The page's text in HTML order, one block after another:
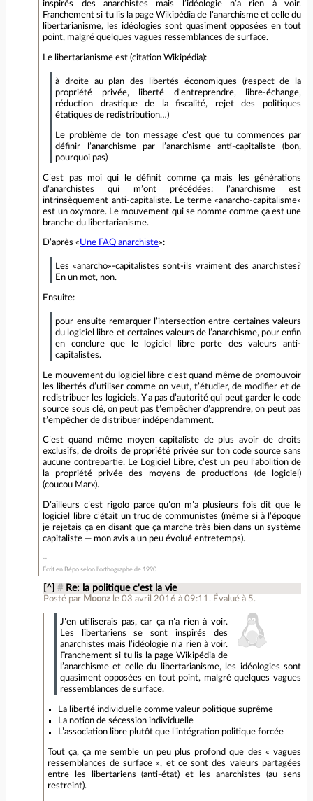
inspirés des anarchistes mais l’idéologie n’a rien à voir.
Franchement si tu lis la page Wikipédia de l’anarchisme et celle du
libertarianisme, les idéologies sont quasiment opposées en tout
point, malgré quelques vagues ressemblances de surface.
Le libertarianisme est (citation Wikipédia):
à droite au plan des libertés économiques (respect de la
propriété privée, liberté d'entreprendre, libre-échange,
réduction drastique de la fiscalité, rejet des politiques
étatiques de redistribution…)
Le problème de ton message c’est que tu commences par
définir l’anarchisme par l’anarchisme anti-capitaliste (bon,
pourquoi pas)
C’est pas moi qui le définit comme ça mais les générations
d’anarchistes qui m’ont précédées: l’anarchisme est
intrinsèquement anti-capitaliste. Le terme «anarcho-capitalisme»
est un oxymore. Le mouvement qui se nomme comme ça est une
branche du libertarianisme.
D’après «Une FAQ anarchiste»:
Les «anarcho»-capitalistes sont-ils vraiment des anarchistes?
En un mot, non.
Ensuite:
pour ensuite remarquer l’intersection entre certaines valeurs
du logiciel libre et certaines valeurs de l’anarchisme, pour enfin
en conclure que le logiciel libre porte des valeurs anti-
capitalistes.
Le mouvement du logiciel libre c’est quand même de promouvoir
les libertés d’utiliser comme on veut, t’étudier, de modifier et de
redistribuer les logiciels. Y a pas d’autorité qui peut garder le code
source sous clé, on peut pas t’empêcher d’apprendre, on peut pas
t’empêcher de distribuer indépendamment.
C’est quand même moyen capitaliste de plus avoir de droits
exclusifs, de droits de propriété privée sur ton code source sans
aucune contrepartie. Le Logiciel Libre, c’est un peu l’abolition de
la propriété privée des moyens de productions (de logiciel)
(coucou Marx).
D’ailleurs c’est rigolo parce qu’on m’a plusieurs fois dit que le
logiciel libre c’était un truc de communistes (même si à l’époque
je rejetais ça en disant que ça marche très bien dans un système
capitaliste — mon avis a un peu évolué entretemps).
Écrit en Bépo selon l’orthographe de 1990
[^] # Re: la politique c'est la vie
Posté par Moonz le 03 avril 2016 à 09:11 . Évalué à 5.
J’en utiliserais pas, car ça n’a rien à voir.
Les libertariens se sont inspirés des
anarchistes mais l’idéologie n’a rien à voir.
Franchement si tu lis la page Wikipédia de
l’anarchisme et celle du libertarianisme, les idéologies sont
quasiment opposées en tout point, malgré quelques vagues
ressemblances de surface.
La liberté individuelle comme valeur politique suprême
La notion de sécession individuelle
L’association libre plutôt que l’intégration politique forcée
Tout ça, ça me semble un peu plus profond que des « vagues
ressemblances de surface », et ce sont des valeurs partagées
entre les libertariens (anti-état) et les anarchistes (au sens
restreint).